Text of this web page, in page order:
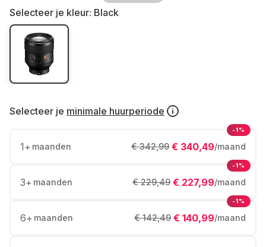
Selecteer je kleur: Black
Selecteer je minimale huurperiode
1+ maanden € 340,49/maand
€ 342,99
-1%
3+ maanden € 227,99/maand
€ 229,49
-1%
6+ maanden € 140,99/maand
€ 142,49
-1%